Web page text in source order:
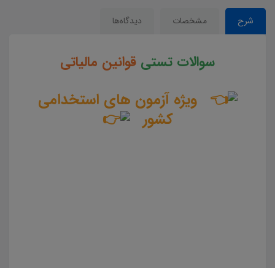
شرح مشخصات دیدگاه‌ها
سوالات تستی قوانین مالیاتی
ویژه آزمون های استخدامی
کشور